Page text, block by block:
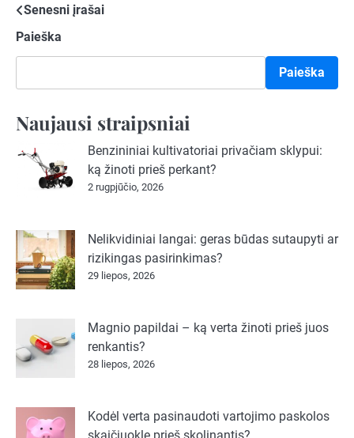
Navigacija
tarp
Senesni įrašai
Paieška
Paieška
Naujausi straipsniai
Benzininiai kultivatoriai privačiam sklypui:
ką žinoti prieš perkant?
2 rugpjūčio, 2026
Nelikvidiniai langai: geras būdas sutaupyti ar
rizikingas pasirinkimas?
29 liepos, 2026
Magnio papildai – ką verta žinoti prieš juos
renkantis?
28 liepos, 2026
Kodėl verta pasinaudoti vartojimo paskolos
skaičiuokle prieš skolinantis?